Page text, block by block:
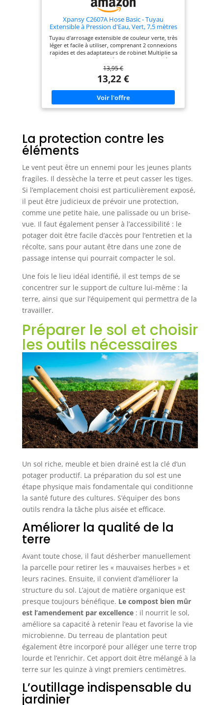
Xpansy C2607A Hose Basic - Tuyau
Extensible à Pression d'Eau, Vert, 7,5 mètres
Tuyau d'arrosage extensible de couleur verte, très
léger et facile à utiliser, comprenant 2 connexions
rapides et des adaptateurs de robinet Multiplie sa
taille par trois - De 2,5 mètres sans eau jusqu'à 7,5
mètres avec eau, pression maximale de 6 bars
Dispose de 7 différentes options d'arrosage pour
s'adapter à tous les types de plantes et d'arbres
Comprend des raccords spéciaux brevetés qui
empêchent la rupture des extrémités, et une bride
métallique maintenant le tissu extérieur sans
affecter l'intérieur, afin que l'eau s'écoule
son tissu extérieur épouse plus fermement le
tuyau intérieur lorsque la pression augmente, ce
modèle (basic) est plus léger et économique
REMARQUE - assurez-vous que la pression ne
dépasse pas 6 bars lors de l'utilisation du tuyau.
Sinon, il peut exploser. Il est conseillé de vider le
tuyau à chaque utilisation, afin que les
changements de température entre le jour et la
nuit n'affectent pas la durabilité du produit Il doit
être utilisé uniquement avec de l'eau douce. Il ne
13,95 €
13,22 €
La protection contre les
éléments
Le vent peut être un ennemi pour les jeunes plants
fragiles. Il dessèche la terre et peut casser les tiges.
Si l’emplacement choisi est particulièrement exposé,
il peut être judicieux de prévoir une protection,
comme une petite haie, une palissade ou un brise-
vue. Il faut également penser à l’accessibilité : le
potager doit être facile d’accès pour l’entretien et la
récolte, sans pour autant être dans une zone de
passage intense qui pourrait compacter le sol.
Une fois le lieu idéal identifié, il est temps de se
concentrer sur le support de culture lui-même : la
terre, ainsi que sur l’équipement qui permettra de la
travailler.
Préparer le sol et choisir
les outils nécessaires
Un sol riche, meuble et bien drainé est la clé d’un
potager productif. La préparation du sol est une
étape physique mais fondamentale qui conditionne
la santé future des cultures. S’équiper des bons
outils rendra la tâche plus aisée et efficace.
Améliorer la qualité de la
terre
Avant toute chose, il faut désherber manuellement
la parcelle pour retirer les « mauvaises herbes » et
leurs racines. Ensuite, il convient d’améliorer la
structure du sol. L’ajout de matière organique est
presque toujours bénéfique. Le compost bien mûr
est l’amendement par excellence: il nourrit le sol,
améliore sa capacité à retenir l’eau et favorise la vie
microbienne. Du terreau de plantation peut
également être incorporé pour alléger une terre trop
lourde et l’enrichir. Cet apport doit être mélangé à la
terre sur les quinze à vingt premiers centimètres.
L’outillage indispensable du
jardinier